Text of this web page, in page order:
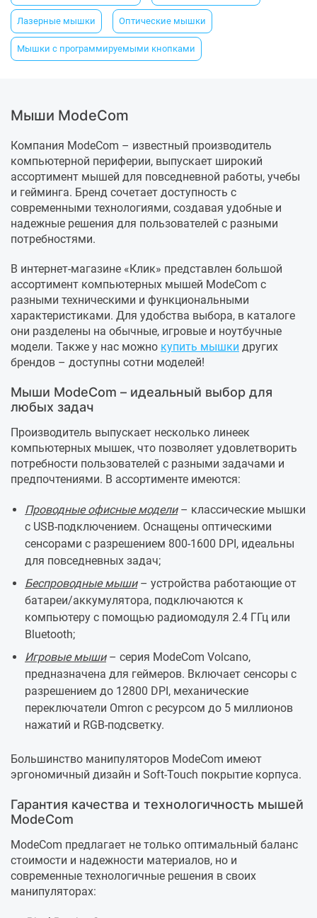
Лазерные мышки Оптические мышки
Мышки с программируемыми кнопками
Мыши ModeCom
Компания ModeCom – известный производитель
компьютерной периферии, выпускает широкий
ассортимент мышей для повседневной работы, учебы
и гейминга. Бренд сочетает доступность с
современными технологиями, создавая удобные и
надежные решения для пользователей с разными
потребностями.
В интернет-магазине «Клик» представлен большой
ассортимент компьютерных мышей ModeCom с
разными техническими и функциональными
характеристиками. Для удобства выбора, в каталоге
они разделены на обычные, игровые и ноутбучные
модели. Также у нас можно купить мышки других
брендов – доступны сотни моделей!
Мыши ModeCom – идеальный выбор для
любых задач
Производитель выпускает несколько линеек
компьютерных мышек, что позволяет удовлетворить
потребности пользователей с разными задачами и
предпочтениями. В ассортименте имеются:
Проводные офисные модели– классические мышки
с USB-подключением. Оснащены оптическими
сенсорами с разрешением 800-1600 DPI, идеальны
для повседневных задач;
Беспроводные мыши– устройства работающие от
батареи/аккумулятора, подключаются к
компьютеру с помощью радиомодуля 2.4 ГГц или
Bluetooth;
Игровые мыши– серия ModeCom Volcano,
предназначена для геймеров. Включает сенсоры с
разрешением до 12800 DPI, механические
переключатели Omron с ресурсом до 5 миллионов
нажатий и RGB-подсветку.
Большинство манипуляторов ModeCom имеют
эргономичный дизайн и Soft-Touch покрытие корпуса.
Гарантия качества и технологичность мышей
ModeCom
ModeCom предлагает не только оптимальный баланс
стоимости и надежности материалов, но и
современные технологичные решения в своих
манипуляторах: